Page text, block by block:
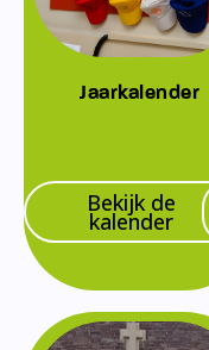
Jaarkalender
Bekijk de
kalender